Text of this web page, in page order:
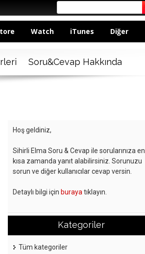
Watch iTunes Diğer
Soru&Cevap Hakkında
Hoş geldiniz,
Sihirli Elma Soru & Cevap ile sorularınıza en
kısa zamanda yanıt alabilirsiniz. Sorunuzu
sorun ve diğer kullanıcılar cevap versin.
Detaylı bilgi için buraya tıklayın.
Kategoriler
Tüm kategoriler